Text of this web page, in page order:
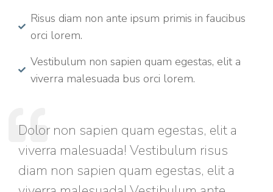
Risus diam non ante ipsum primis in faucibus
orci lorem.
Vestibulum non sapien quam egestas, elit a
viverra malesuada bus orci lorem.
Dolor non sapien quam egestas, elit a
viverra malesuada! Vestibulum risus
diam non sapien quam egestas, elit a